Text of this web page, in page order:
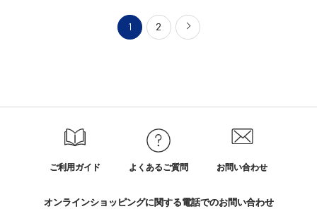
1 2
ご利用ガイド よくあるご質問 お問い合わせ
オンラインショッピングに関する電話でのお問い合わせ